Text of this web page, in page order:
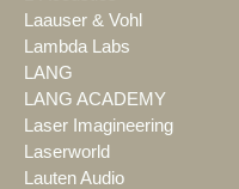
Laauser & Vohl
Lambda Labs
LANG
LANG ACADEMY
Laser Imagineering
Laserworld
Lauten Audio